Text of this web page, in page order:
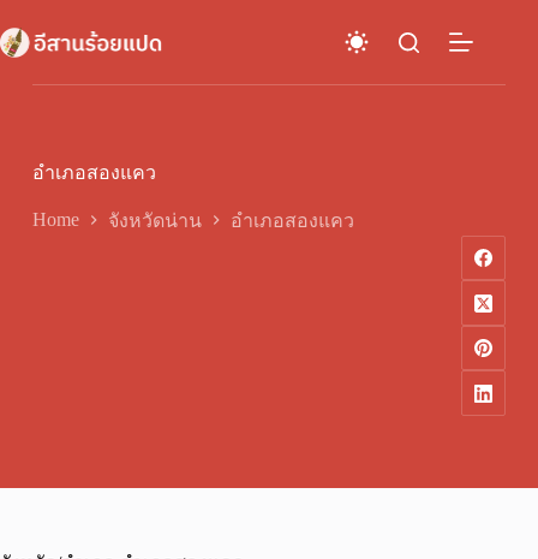
to
content
อำเภอสองแคว
Home จังหวัดน่าน อำเภอสองแคว